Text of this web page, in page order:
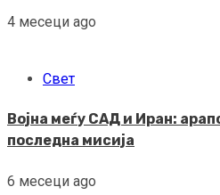
4 месеци ago
Свет
Војна меѓу САД и Иран:
последна мисија
6 месеци ago